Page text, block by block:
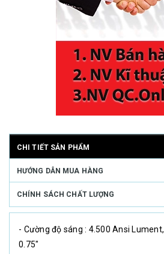
CHI TIẾT SẢN PHẨM
HƯỚNG DẪN MUA HÀNG
CHÍNH SÁCH CHẤT LƯỢNG
- Cường độ sáng : 4.500 Ansi
0.75"